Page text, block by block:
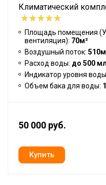
Климатический
Площадь помещения
вентиляция): 70м²
Воздушный поток:
Расход воды: до 500
Индикатор уровня
Объем бака для воды:
50 000 руб.